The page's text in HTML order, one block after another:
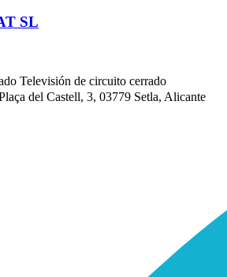
SL
Televisión de circuito cerrado
del Castell, 3, 03779 Setla, Alicante